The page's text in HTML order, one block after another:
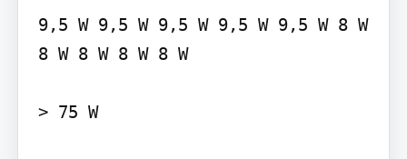
9,5 W 9,5 W 9,5 W 9,5 W 9,5 W 8 W
8 W 8 W 8 W 8 W
> 75 W